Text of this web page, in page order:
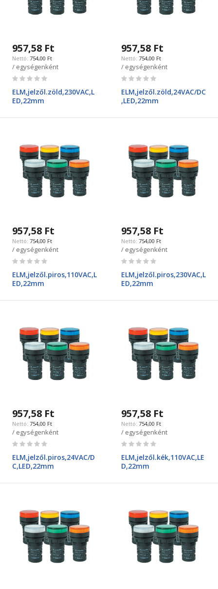
957,58 Ft
754,00 Ft
/ egységenként
Rating:
ELM,jelzől.zöld,230VAC,L
ED,22mm
957,58 Ft
754,00 Ft
/ egységenként
Rating:
ELM,jelzől.zöld,24VAC/DC
,LED,22mm
957,58 Ft
754,00 Ft
/ egységenként
Rating:
ELM,jelzől.piros,110VAC,L
ED,22mm
957,58 Ft
754,00 Ft
/ egységenként
Rating:
ELM,jelzől.piros,230VAC,L
ED,22mm
957,58 Ft
754,00 Ft
/ egységenként
Rating:
ELM,jelzől.piros,24VAC/D
C,LED,22mm
957,58 Ft
754,00 Ft
/ egységenként
Rating:
ELM,jelzől.kék,110VAC,LE
D,22mm